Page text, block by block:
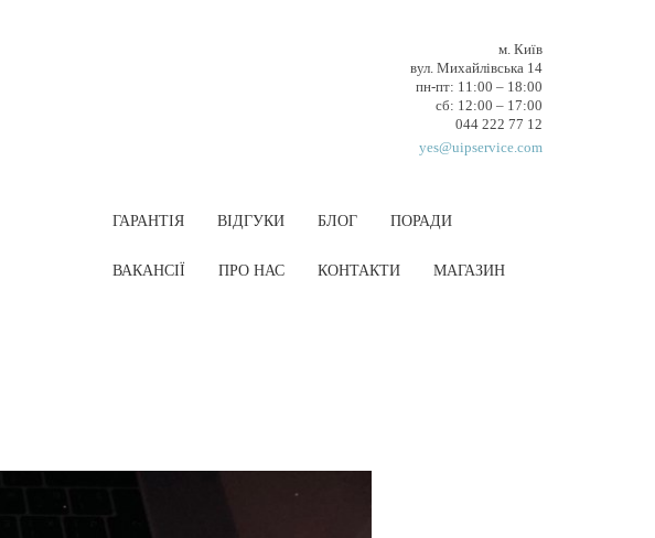
м. Київ
вул. Михайлівська 14
пн-пт: 11:00 – 18:00
cб: 12:00 – 17:00
044 222 77 12
yes@uipservice.com
ГАРАНТІЯ ВІДГУКИ БЛОГ ПОРАДИ
ВАКАНСІЇ ПРО НАС КОНТАКТИ МАГАЗИН